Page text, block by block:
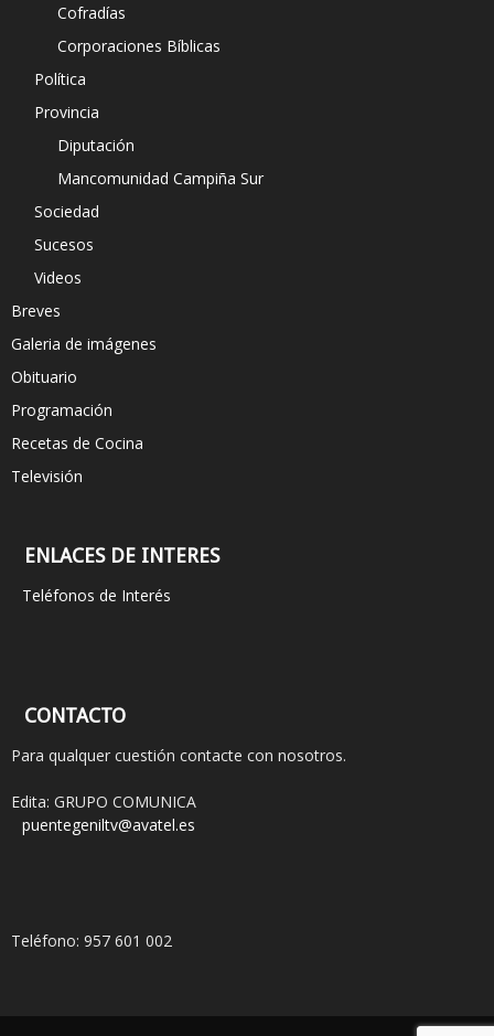
Cofradías
Corporaciones Bíblicas
Política
Provincia
Diputación
Mancomunidad Campiña Sur
Sociedad
Sucesos
Videos
Breves
Galeria de imágenes
Obituario
Programación
Recetas de Cocina
Televisión
ENLACES DE INTERES
Teléfonos de Interés
CONTACTO
Para qualquer cuestión contacte con nosotros.
Edita: GRUPO COMUNICA
puentegeniltv@avatel.es
Teléfono: 957 601 002